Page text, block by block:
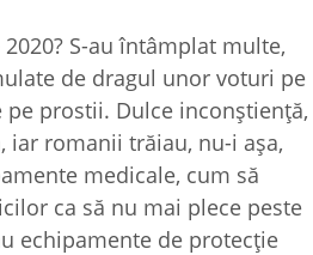
S-au întâmplat multe,
de dragul unor voturi pe
prostii. Dulce inconştienţă,
iar romanii trăiau, nu-i aşa,
medicale, cum să
ca să nu mai plece peste
echipamente de protecţie